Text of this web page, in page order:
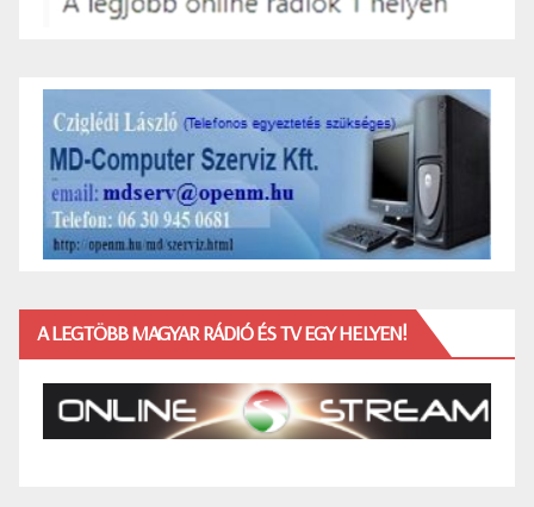
A LEGTÖBB MAGYAR RÁDIÓ ÉS TV EGY HELYEN!